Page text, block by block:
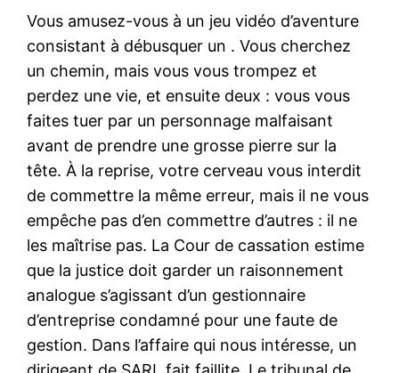
Vous amusez-vous à un jeu vidéo d’aventure
consistant à débusquer un . Vous cherchez
un chemin, mais vous vous trompez et
perdez une vie, et ensuite deux : vous vous
faites tuer par un personnage malfaisant
avant de prendre une grosse pierre sur la
tête. À la reprise, votre cerveau vous interdit
de commettre la même erreur, mais il ne vous
empêche pas d’en commettre d’autres : il ne
les maîtrise pas. La Cour de cassation estime
que la justice doit garder un raisonnement
analogue s’agissant d’un gestionnaire
d’entreprise condamné pour une faute de
gestion. Dans l’affaire qui nous intéresse, un